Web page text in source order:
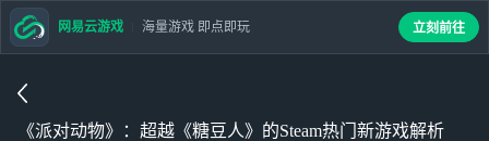
《派对动物》：超越《糖豆人》的Steam热门新游戏解析
网易云游戏 海量游戏 即点即玩 立刻前往